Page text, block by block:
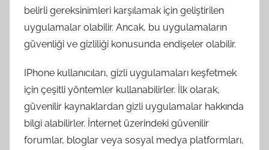
belirli gereksinimleri karşılamak için geliştirilen
uygulamalar olabilir. Ancak, bu uygulamaların
güvenliği ve gizliliği konusunda endişeler olabilir.
IPhone kullanıcıları, gizli uygulamaları keşfetmek
için çeşitli yöntemler kullanabilirler. İlk olarak,
güvenilir kaynaklardan gizli uygulamalar hakkında
bilgi alabilirler. İnternet üzerindeki güvenilir
forumlar, bloglar veya sosyal medya platformları,